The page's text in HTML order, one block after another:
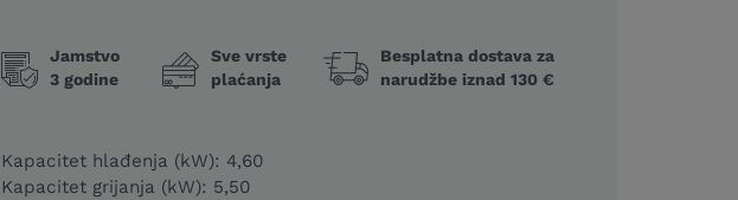
Jamstvo
3 godine
Sve vrste
plaćanja
Besplatna dostava za
narudžbe iznad 130 €
Kapacitet hlađenja (kW): 4,60
Kapacitet grijanja (kW): 5,50